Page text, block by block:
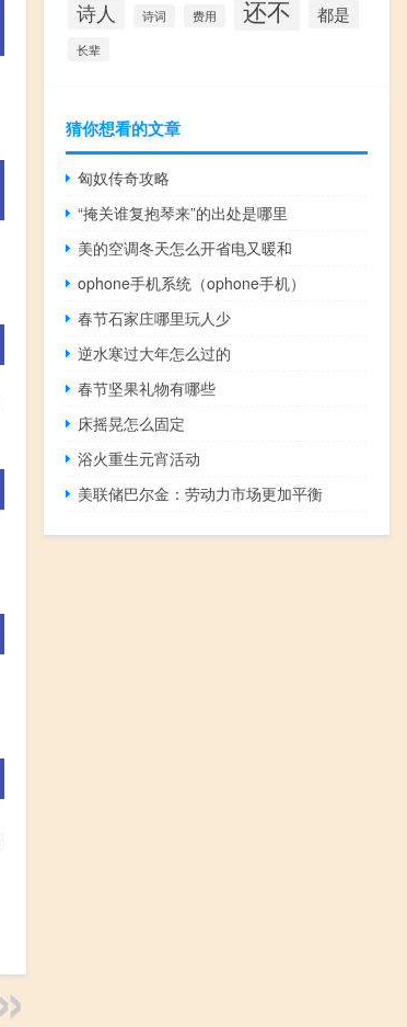
诗人 诗词 费用 还不 都是
长辈
猜你想看的文章
匈奴传奇攻略
“掩关谁复抱琴来”的出处是哪里
美的空调冬天怎么开省电又暖和
ophone手机系统（ophone手机）
春节石家庄哪里玩人少
逆水寒过大年怎么过的
春节坚果礼物有哪些
床摇晃怎么固定
浴火重生元宵活动
美联储巴尔金：劳动力市场更加平衡